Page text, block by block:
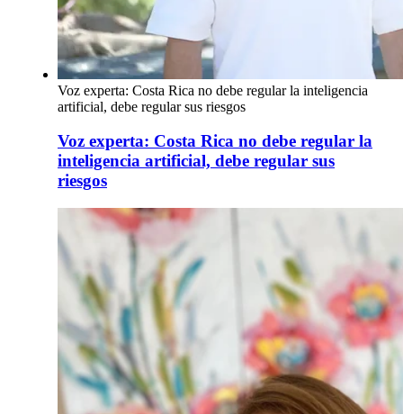
Voz experta: Costa Rica no debe regular la inteligencia
artificial, debe regular sus riesgos
Voz experta: Costa Rica no debe regular la
inteligencia artificial, debe regular sus
riesgos